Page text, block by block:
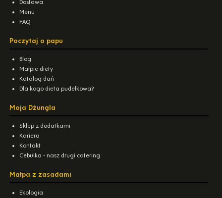
Dostawa
Menu
FAQ
Poczytaj o papu
Blog
Małpie diety
Katalog dań
Dla kogo dieta pudełkowa?
Moja Dżungla
Sklep z dodatkami
Kariera
Kontakt
Cebulka - nasz drugi catering
Małpa z zasadami
Ekologia